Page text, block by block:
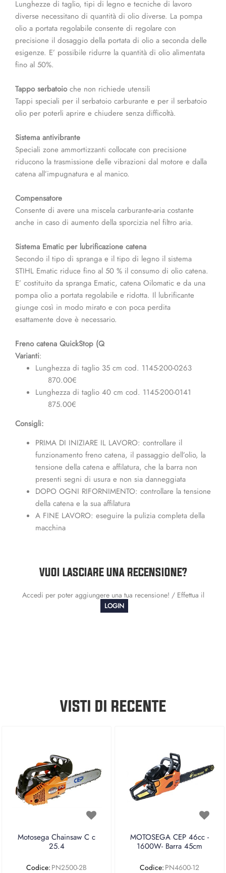
Lunghezze di taglio, tipi di legno e tecniche di lavoro
diverse necessitano di quantità di olio diverse. La pompa
olio a portata regolabile consente di regolare con
precisione il dosaggio della portata di olio a seconda delle
esigenze. E’ possibile ridurre la quantità di olio alimentata
fino al 50%.
Tappo serbatoioche non richiede utensili
Tappi speciali per il serbatoio carburante e per il serbatoio
olio per poterli aprire e chiudere senza difficoltà.
Sistema antivibrante
Speciali zone ammortizzanti collocate con precisione
riducono la trasmissione delle vibrazioni dal motore e dalla
catena all’impugnatura e al manico.
Compensatore
Consente di avere una miscela carburante-aria costante
anche in caso di aumento della sporcizia nel filtro aria.
Sistema Ematic per lubrificazione catena
Secondo il tipo di spranga e il tipo di legno il sistema
STIHL Ematic riduce fino al 50 % il consumo di olio catena.
E’ costituito da spranga Ematic, catena Oilomatic e da una
pompa olio a portata regolabile e ridotta. Il lubrificante
giunge così in modo mirato e con poca perdita
esattamente dove è necessario.
Freno catena QuickStop (Q
Varianti:
Lunghezza di taglio 35 cm cod. 1145-200-0263
870.00€
Lunghezza di taglio 40 cm cod. 1145-200-0141
875.00€
Consigli:
PRIMA DI INIZIARE IL LAVORO: controllare il
funzionamento freno catena, il passaggio dell’olio, la
tensione della catena e affilatura, che la barra non
presenti segni di usura e non sia danneggiata
DOPO OGNI RIFORNIMENTO: controllare la tensione
della catena e la sua affilatura
A FINE LAVORO: eseguire la pulizia completa della
macchina
VUOI LASCIARE UNA RECENSIONE?
Accedi per poter aggiungere una tua recensione! / Effettua il
LOGIN
VISTI DI RECENTE
Motosega Chainsaw C c
25.4
Codice: PN2500-2B
MOTOSEGA CEP 46cc -
1600W- Barra 45cm
Codice: PN4600-12